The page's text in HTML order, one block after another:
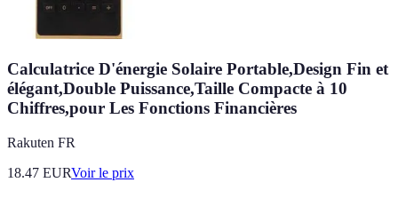
Calculatrice D'énergie Solaire Portable,Design Fin et
élégant,Double Puissance,Taille Compacte à 10
Chiffres,pour Les Fonctions Financières
Rakuten FR
18.47 EURVoir le prix